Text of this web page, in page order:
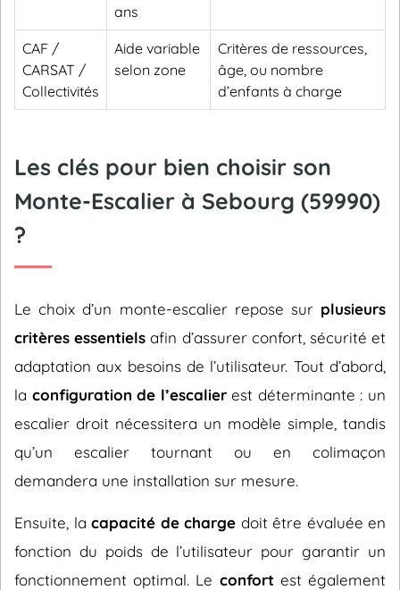
ans
CAF /
CARSAT /
Collectivités
Aide variable
selon zone
Critères de ressources,
âge, ou nombre
d’enfants à charge
Les clés pour bien choisir son
Monte-Escalier à Sebourg (59990)
?
Le choix d’un monte-escalier repose sur plusieurs
critères essentiels afin d’assurer confort, sécurité et
adaptation aux besoins de l’utilisateur. Tout d’abord,
la configuration de l’escalierest déterminante : un
escalier droit nécessitera un modèle simple, tandis
qu’un escalier tournant ou en colimaçon
demandera une installation sur mesure.
Ensuite, la capacité de charge doit être évaluée en
fonction du poids de l’utilisateur pour garantir un
fonctionnement optimal. Le confort est également